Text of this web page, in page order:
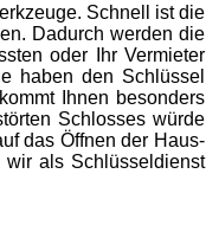
Schnell ist die
Dadurch werden die
oder Ihr Vermieter
haben den Schlüssel
Ihnen besonders
Schlosses würde
das Öffnen der Haus-
wir als Schlüsseldienst